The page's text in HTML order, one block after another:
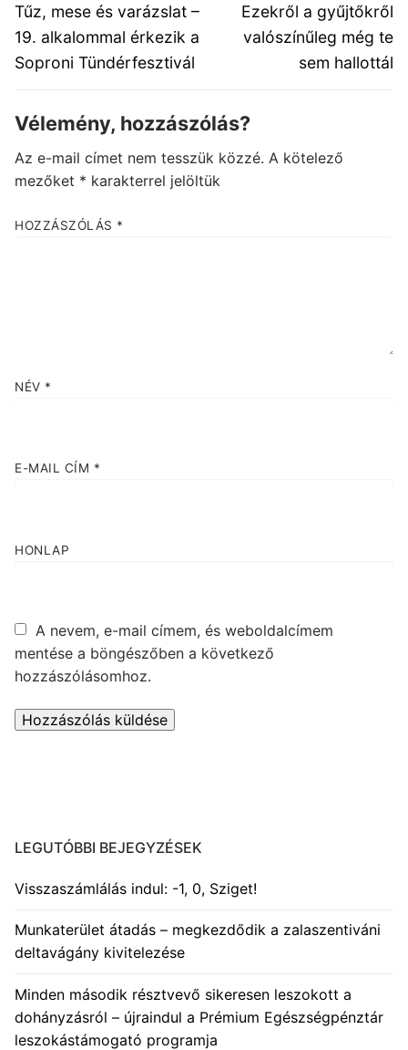
navigáció
Previous
post:
Tűz, mese és varázslat –
19. alkalommal érkezik a
Soproni Tündérfesztivál
Next
post:
Ezekről a gyűjtőkről
valószínűleg még te
sem hallottál
Vélemény, hozzászólás?
Az e-mail címet nem tesszük közzé. A kötelező
mezőket * karakterrel jelöltük
HOZZÁSZÓLÁS *
NÉV *
E-MAIL CÍM *
HONLAP
A nevem, e-mail címem, és weboldalcímem
mentése a böngészőben a következő
hozzászólásomhoz.
LEGUTÓBBI BEJEGYZÉSEK
Visszaszámlálás indul: -1, 0, Sziget!
Munkaterület átadás – megkezdődik a zalaszentiváni
deltavágány kivitelezése
Minden második résztvevő sikeresen leszokott a
dohányzásról – újraindul a Prémium Egészségpénztár
leszokástámogató programja